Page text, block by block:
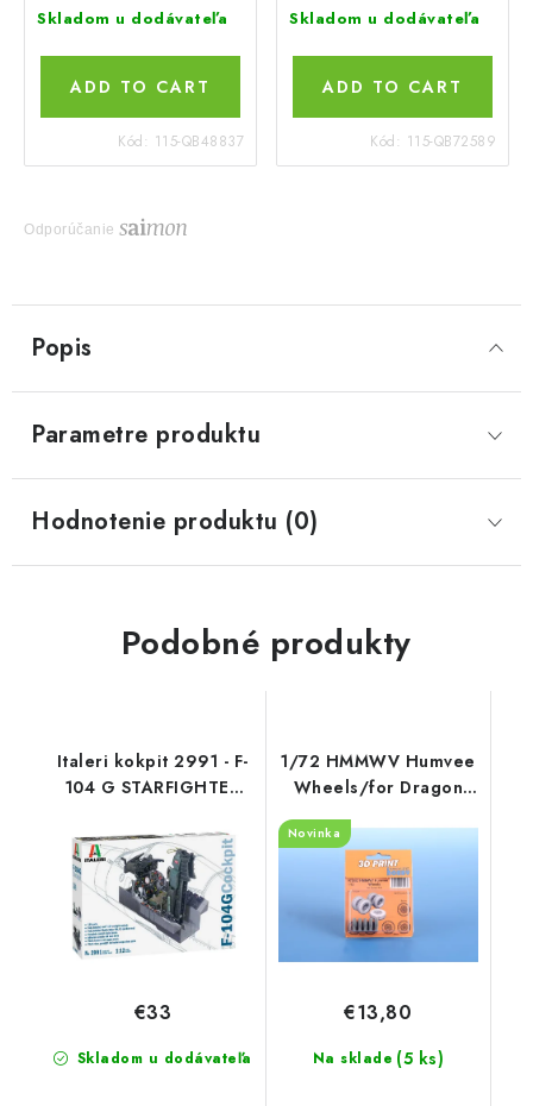
Skladom u dodávateľa
ADD TO CART
Kód: 115-QB48837
Skladom u dodávateľa
ADD TO CART
Kód: 115-QB72589
Odporúčanie
Popis
Parametre produktu
Hodnotenie produktu (0)
Podobné produkty
Italeri kokpit 2991 - F-
104 G STARFIGHTER
Skladom u dodávateľa
€33
1/72 HMMWV Humvee
Wheels/for Dragon
Novinka
Na sklade (5 ks)
€13,80